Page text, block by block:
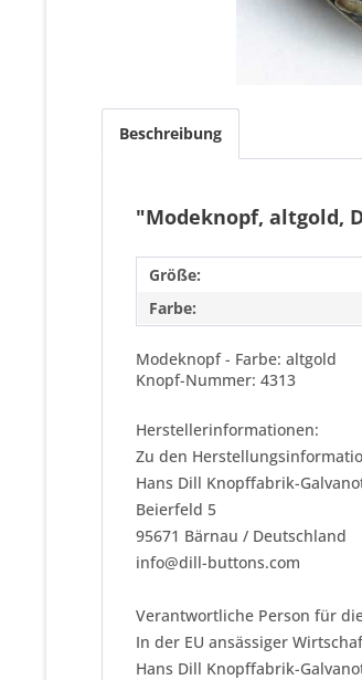
Beschreibung
"Modeknopf, altgold,
Größe:
Farbe:
Modeknopf - Farbe: altgold
Knopf-Nummer: 4313
Herstellerinformationen:
Zu den
Hans Dill Knopffabrik-
Beierfeld 5
95671 Bärnau / Deutschland
info@dill-buttons.com
Verantwortliche Person für
In der EU ansässiger
Hans Dill Knopffabrik-